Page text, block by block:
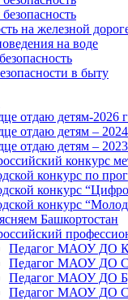
на железной
на воде
в быту
отдаю детям-2026
отдаю детям –
отдаю детям –
конкурс
конкурс по
конкурс
конкурс
Башкортостан
Педагог МАОУ ДО
Педагог МАОУ ДО
Педагог МАОУ ДО
Педагог МАОУ ДО